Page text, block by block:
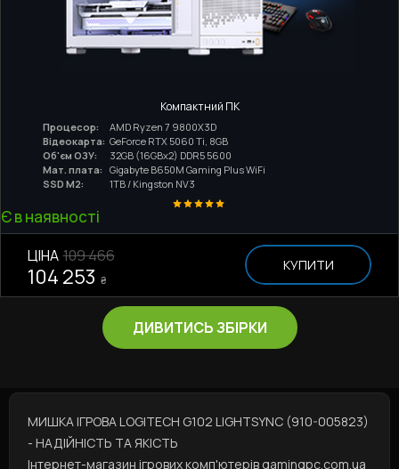
Компактний ПК
Процесор:
AMD Ryzen 7 9800X3D
Відеокарта: GeForce RTX 5060 Ti, 8GB
Об'єм ОЗУ:
32GB (16GBx2) DDR5 5600
Мат. плата:
Gigabyte B650M Gaming Plus WiFi
SSD M2:
1TB / Kingston NV3
Є в наявності
ЦІНА 109 466
104 253 ₴
КУПИТИ
ДИВИТИСЬ ЗБІРКИ
МИШКА ІГРОВА LOGITECH G102 LIGHTSYNC (910-005823)
- НАДІЙНІСТЬ ТА ЯКІСТЬ
Інтернет-магазин ігрових комп'ютерів gamingpc.com.ua